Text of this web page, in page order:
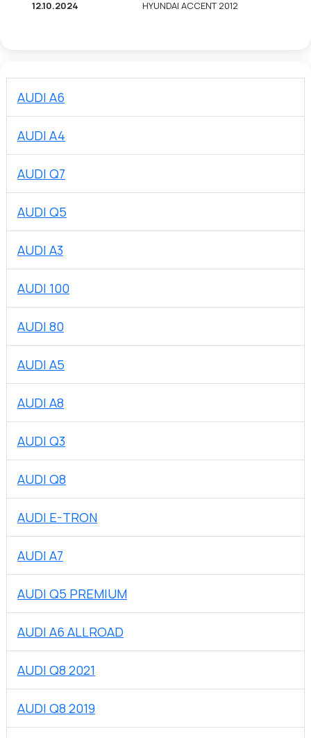
12.10.2024 HYUNDAI ACCENT 2012
AUDI A6
AUDI A4
AUDI Q7
AUDI Q5
AUDI A3
AUDI 100
AUDI 80
AUDI A5
AUDI A8
AUDI Q3
AUDI Q8
AUDI E-TRON
AUDI A7
AUDI Q5 PREMIUM
AUDI A6 ALLROAD
AUDI Q8 2021
AUDI Q8 2019